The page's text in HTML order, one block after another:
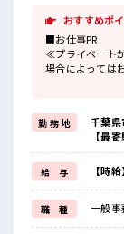
おすすめポ
■お仕事PR
≪プライベート
場合によっては
週末は家族や友
≪未経験でも活
新しいことに
しっかり働く環
イチからスキル
≪様々なお仕事
一人で悩まず気
派遣のお仕事です
勤 務 地
千葉県
【最
給 与 【時
職 種 一般事